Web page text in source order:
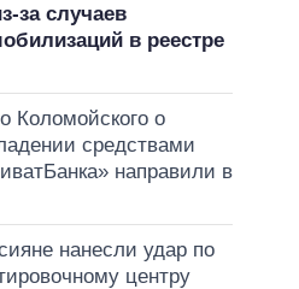
за случаев
в реестре
Коломойского о
средствами
направили в
нанесли удар по
центру